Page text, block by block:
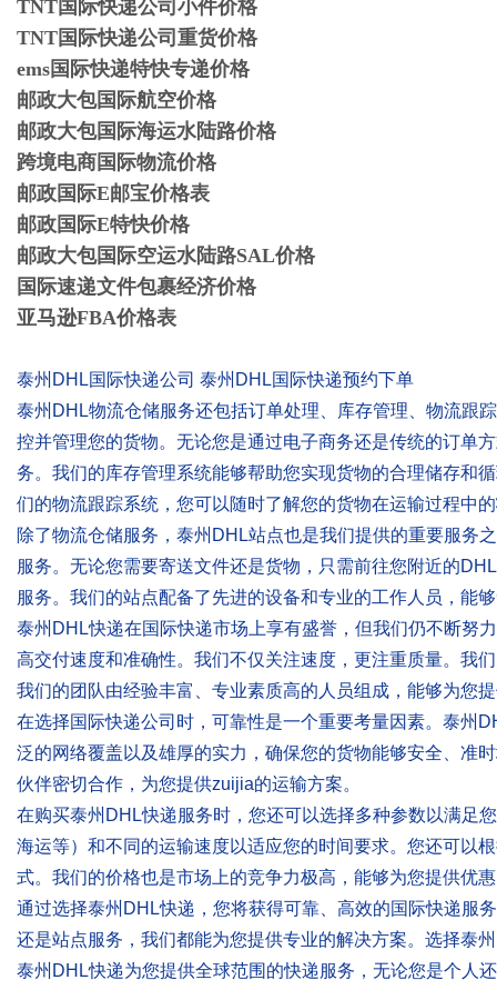
TNT国际快递公司小件价格
TNT国际快递公司重货价格
ems国际快递特快专递价格
邮政大包国际航空价格
邮政大包国际海运水陆路价格
跨境电商国际物流价格
邮政国际E邮宝价格表
邮政国际E特快价格
邮政大包国际空运水陆路SAL价格
国际速递文件包裹经济价格
亚马逊FBA价格表
泰州DHL国际快递公司 泰州DHL国际快递预约下单
泰州DHL物流仓储服务还包括订单处理、库存管理、物流跟
控并管理您的货物。无论您是通过电子商务还是传统的订单
务。我们的库存管理系统能够帮助您实现货物的合理储存和
们的物流跟踪系统，您可以随时了解您的货物在运输过程中
除了物流仓储服务，泰州DHL站点也是我们提供的重要服务
服务。无论您需要寄送文件还是货物，只需前往您附近的
服务。我们的站点配备了先进的设备和专业的工作人员，能
泰州DHL快递在国际快递市场上享有盛誉，但我们仍不断努
高交付速度和准确性。我们不仅关注速度，更注重质量。我
我们的团队由经验丰富、专业素质高的人员组成，能够为您
在选择国际快递公司时，可靠性是一个重要考量因素。泰州
泛的网络覆盖以及雄厚的实力，确保您的货物能够安全、准
伙伴密切合作，为您提供zuijia的运输方案。
在购买泰州DHL快递服务时，您还可以选择多种参数以满足
海运等）和不同的运输速度以适应您的时间要求。您还可以
式。我们的价格也是市场上的竞争力极高，能够为您提供优
通过选择泰州DHL快递，您将获得可靠、高效的国际快递服
还是站点服务，我们都能为您提供专业的解决方案。选择泰
泰州DHL快递为您提供全球范围的快递服务，无论您是个人